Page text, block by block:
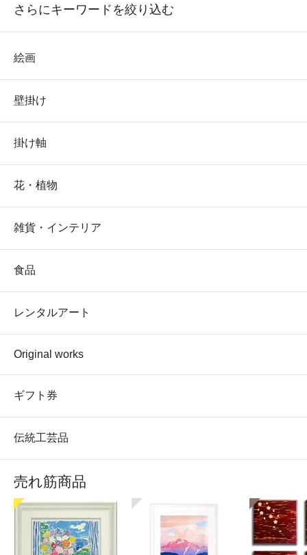
さらにキーワードを絞り込む
絵画
壁掛け
掛け軸
花・植物
雑貨・インテリア
食品
レンタルアート
Original works
ギフト券
伝統工芸品
売れ筋商品